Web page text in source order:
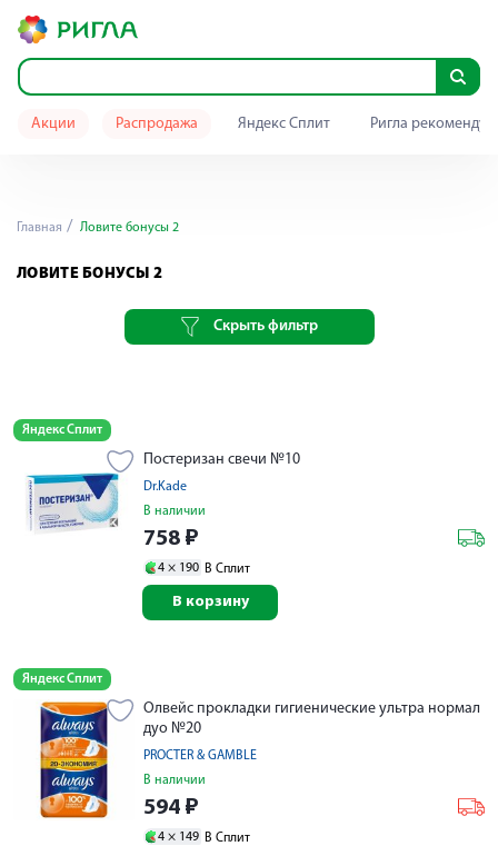
Акции Распродажа Яндекс Сплит Ригла
Главная Ловите бонусы 2
ЛОВИТЕ БОНУСЫ 2
Скрыть фильтр
Яндекс Сплит
Постеризан свечи №10
Dr.Kade
В наличии
758 ₽
4 × 190 В Сплит
В корзину
Яндекс Сплит
Олвейс прокладки гигиенические ультра нормал
дуо №20
PROCTER & GAMBLE
В наличии
594 ₽
4 × 149 В Сплит